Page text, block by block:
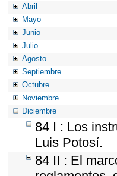
Abril
Mayo
Junio
Julio
Agosto
Septiembre
Octubre
Noviembre
Diciembre
84 I : Los
Luis Potosí.
84 II : El